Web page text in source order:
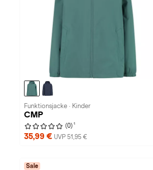
Funktionsjacke · Kinder
CMP
(0) 1
35,99 € UVP 51,95 €
Sale